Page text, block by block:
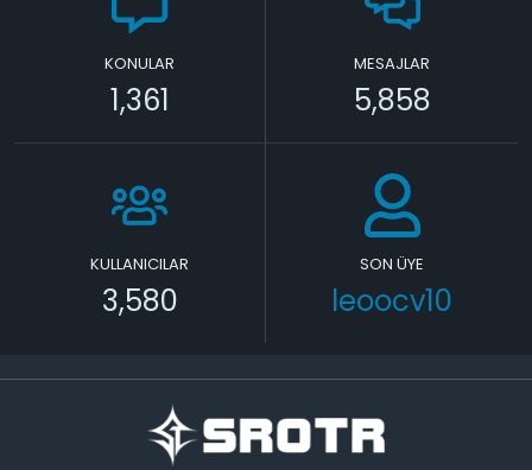
KONULAR
1,361
MESAJLAR
5,858
KULLANICILAR
3,580
SON ÜYE
leoocv10